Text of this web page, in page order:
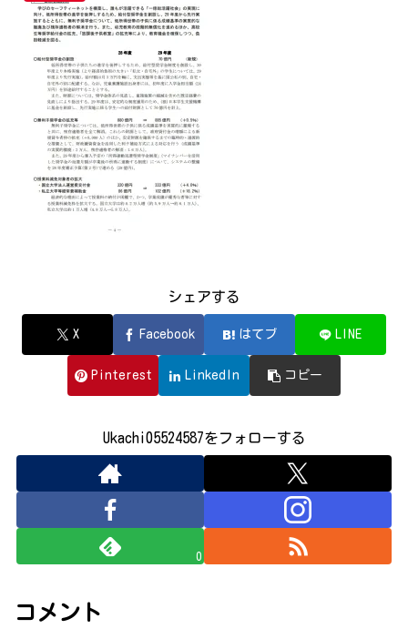
シェアする
X Facebook はてブ LINE
Pinterest LinkedIn コピー
Ukachi05524587をフォローする
0
コメント